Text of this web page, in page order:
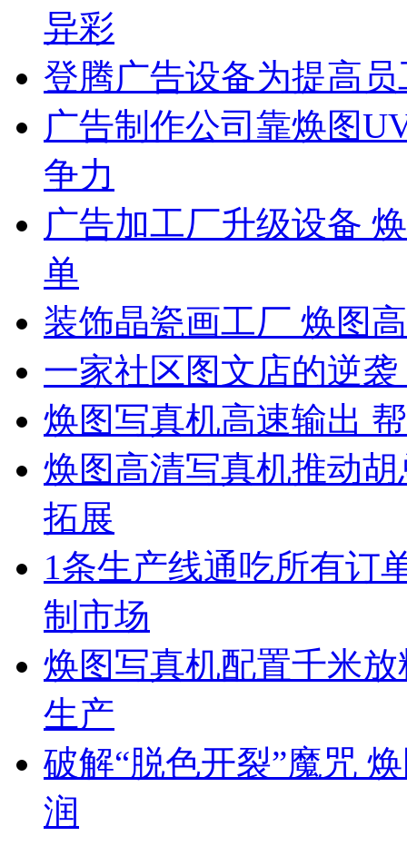
异彩
登腾广告设备为提高
广告制作公司靠焕图
争力
广告加工厂升级设备
单
装饰晶瓷画工厂 焕图
一家社区图文店的逆
焕图写真机高速输出
焕图高清写真机推动
拓展
1条生产线通吃所有订
制市场
焕图写真机配置千米
生产
破解“脱色开裂”魔咒
润